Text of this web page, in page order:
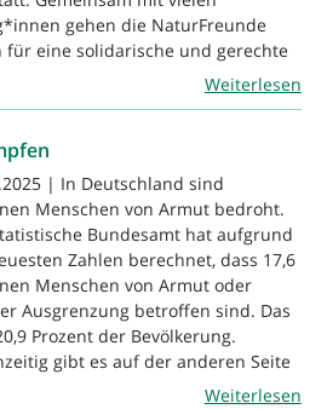
gehen die NaturFreunde
für eine solidarische und gerechte
Weiterlesen
| In Deutschland sind
Menschen von Armut bedroht.
Bundesamt hat aufgrund
Zahlen berechnet, dass 17,6
Menschen von Armut oder
Ausgrenzung betroffen sind. Das
Prozent der Bevölkerung.
gibt es auf der anderen Seite
Weiterlesen